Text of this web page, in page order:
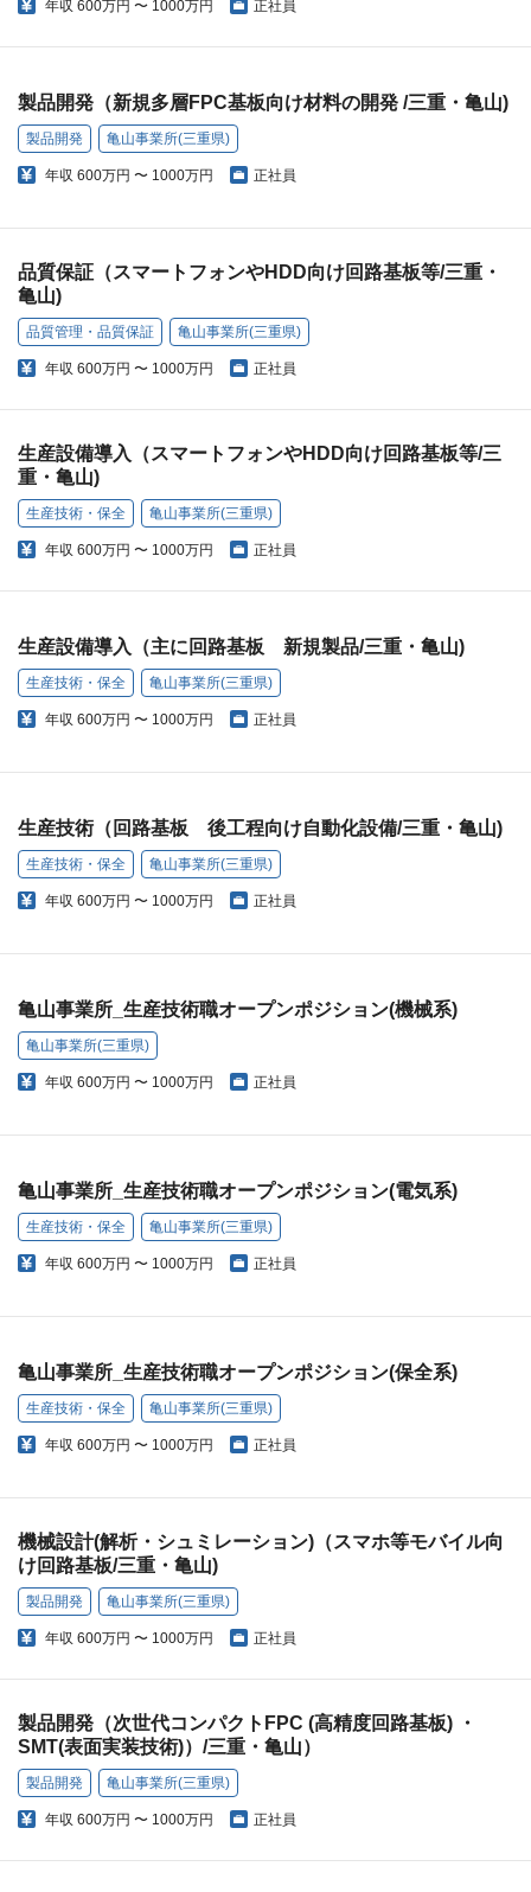
年収 600万円 〜 1000万円 正社員
製品開発（新規多層FPC基板向け材料の開発 /三重・亀山)
製品開発 亀山事業所(三重県)
年収 600万円 〜 1000万円 正社員
品質保証（スマートフォンやHDD向け回路基板等/三重・
亀山)
品質管理・品質保証 亀山事業所(三重県)
年収 600万円 〜 1000万円 正社員
生産設備導入（スマートフォンやHDD向け回路基板等/三
重・亀山)
生産技術・保全 亀山事業所(三重県)
年収 600万円 〜 1000万円 正社員
生産設備導入（主に回路基板 新規製品/三重・亀山)
生産技術・保全 亀山事業所(三重県)
年収 600万円 〜 1000万円 正社員
生産技術（回路基板 後工程向け自動化設備/三重・亀山)
生産技術・保全 亀山事業所(三重県)
年収 600万円 〜 1000万円 正社員
亀山事業所_生産技術職オープンポジション(機械系)
亀山事業所(三重県)
年収 600万円 〜 1000万円 正社員
亀山事業所_生産技術職オープンポジション(電気系)
生産技術・保全 亀山事業所(三重県)
年収 600万円 〜 1000万円 正社員
亀山事業所_生産技術職オープンポジション(保全系)
生産技術・保全 亀山事業所(三重県)
年収 600万円 〜 1000万円 正社員
機械設計(解析・シュミレーション)（スマホ等モバイル向
け回路基板/三重・亀山)
製品開発 亀山事業所(三重県)
年収 600万円 〜 1000万円 正社員
製品開発（次世代コンパクトFPC (高精度回路基板) ・
SMT(表面実装技術)）/三重・亀山）
製品開発 亀山事業所(三重県)
年収 600万円 〜 1000万円 正社員